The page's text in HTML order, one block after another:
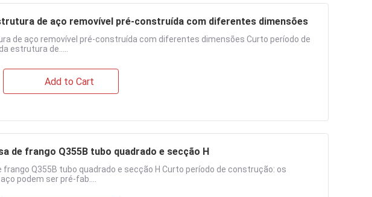
de aço removível pré-construída com diferentes dimensões
de aço removível pré-construída com diferentes dimensões Curto período de
estrutura de.....
Add to Cart
de frango Q355B tubo quadrado e secção H
frango Q355B tubo quadrado e secção H Curto período de construção: os
podem ser pré-fab....